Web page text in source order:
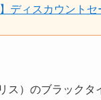
ディスカウント
）のブラックタ